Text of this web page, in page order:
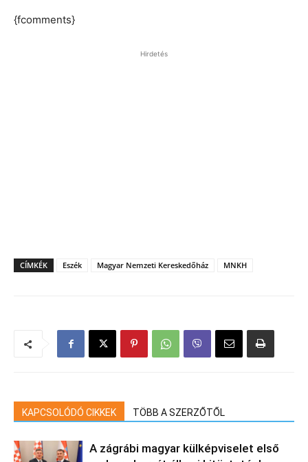
{fcomments}
Hirdetés
CÍMKÉK Eszék Magyar Nemzeti Kereskedőház MNKH
KAPCSOLÓDÓ CIKKEK TÖBB A SZERZŐTŐL
A zágrábi magyar külképviselet első